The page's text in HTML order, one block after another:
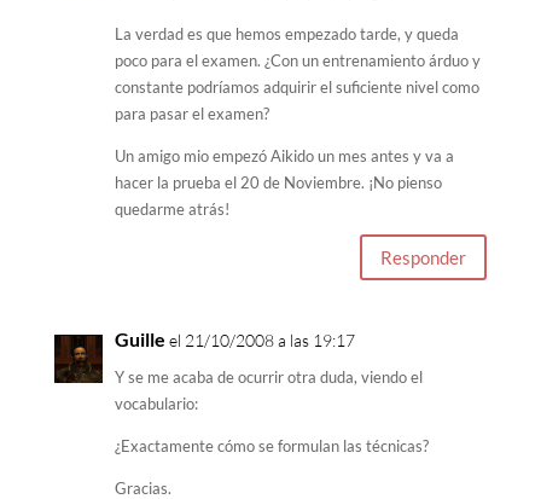
La verdad es que hemos empezado tarde, y queda
poco para el examen. ¿Con un entrenamiento árduo y
constante podríamos adquirir el suficiente nivel como
para pasar el examen?
Un amigo mio empezó Aikido un mes antes y va a
hacer la prueba el 20 de Noviembre. ¡No pienso
quedarme atrás!
Responder
Guille el 21/10/2008 a las 19:17
Y se me acaba de ocurrir otra duda, viendo el
vocabulario:
¿Exactamente cómo se formulan las técnicas?
Gracias.